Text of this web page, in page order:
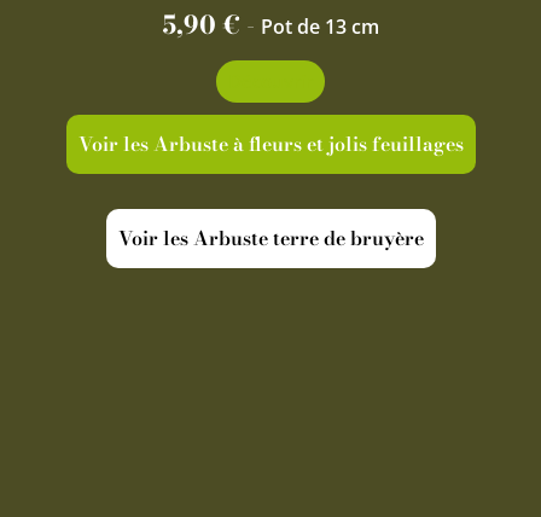
5,90€ - Pot de 13 cm
Voir les Arbuste à fleurs et jolis feuillages
Voir les Arbuste terre de bruyère